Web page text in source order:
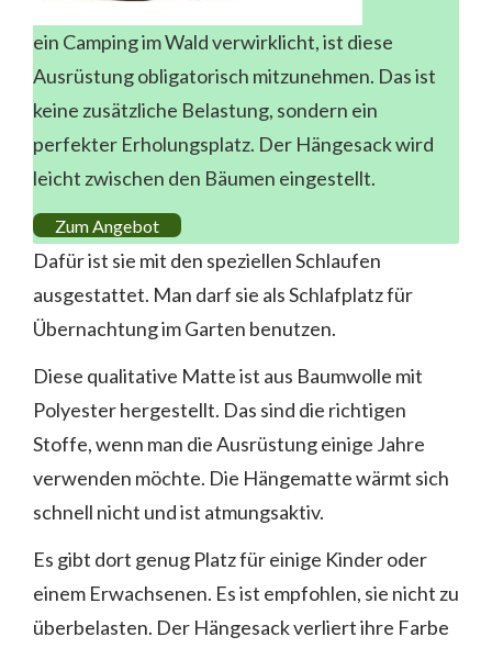
ein Camping im Wald verwirklicht, ist diese
Ausrüstung obligatorisch mitzunehmen. Das ist
keine zusätzliche Belastung, sondern ein
perfekter Erholungsplatz. Der Hängesack wird
leicht zwischen den Bäumen eingestellt.
Zum Angebot
Dafür ist sie mit den speziellen Schlaufen
ausgestattet. Man darf sie als Schlafplatz für
Übernachtung im Garten benutzen.
Diese qualitative Matte ist aus Baumwolle mit
Polyester hergestellt. Das sind die richtigen
Stoffe, wenn man die Ausrüstung einige Jahre
verwenden möchte. Die Hängematte wärmt sich
schnell nicht und ist atmungsaktiv.
Es gibt dort genug Platz für einige Kinder oder
einem Erwachsenen. Es ist empfohlen, sie nicht zu
überbelasten. Der Hängesack verliert ihre Farbe